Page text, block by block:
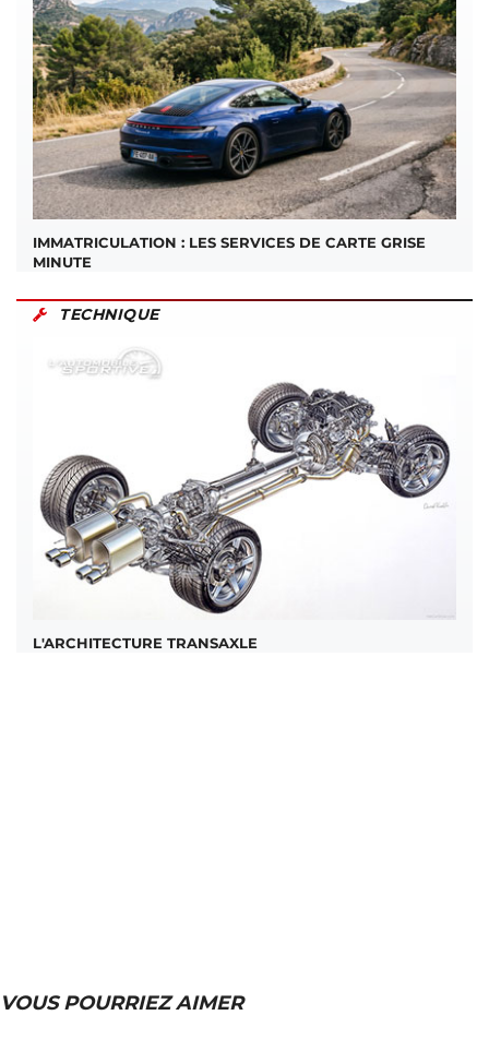
IMMATRICULATION : LES SERVICES DE CARTE GRISE
MINUTE
TECHNIQUE
L'ARCHITECTURE TRANSAXLE
VOUS POURRIEZ AIMER